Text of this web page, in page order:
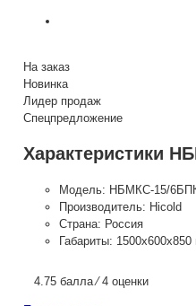
На заказ
Новинка
Лидер продаж
Спецпредложение
Характеристики
Модель: НБМКС-15/
Производитель: Hicold
Страна: Россия
Габариты:
4.75 балла ⁄ 4 оценки